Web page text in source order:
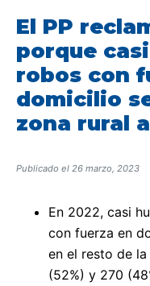
Publicado el 26 marzo, 2023
El PP
porque
robos con
domicilio
zona rural
En 2022, casi
con fuerza en
en el resto de
(52%) y 270